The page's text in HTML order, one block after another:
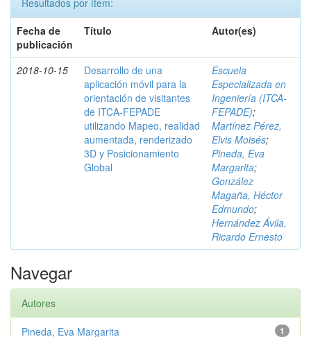
Resultados por ítem:
Fecha de
publicación
Título Autor(es)
2018-10-15
Desarrollo de una
aplicación móvil para la
orientación de visitantes
de ITCA-FEPADE
utilizando Mapeo, realidad
aumentada, renderizado
3D y Posicionamiento
Global
Escuela
Especializada en
Ingeniería (ITCA-
FEPADE);
Martínez Pérez,
Elvis Moisés;
Pineda, Eva
Margarita;
González
Magaña, Héctor
Edmundo;
Hernández Ávila,
Ricardo Ernesto
Navegar
Autores
1
Pineda, Eva Margarita